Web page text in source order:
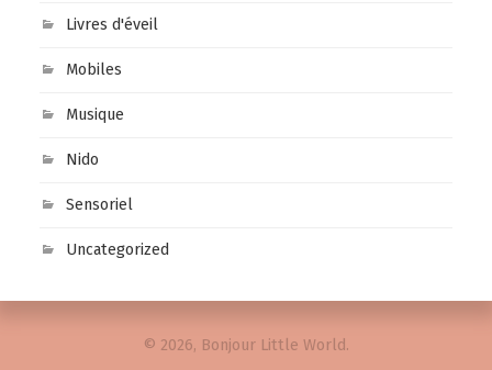
Livres d'éveil
Mobiles
Musique
Nido
Sensoriel
Uncategorized
© 2026, Bonjour Little World.